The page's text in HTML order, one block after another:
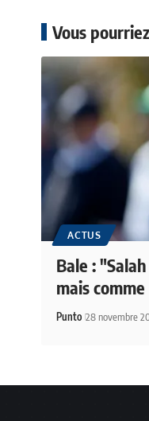
Vous
ACTUS
Bale :
mais
Punto 28 novembre